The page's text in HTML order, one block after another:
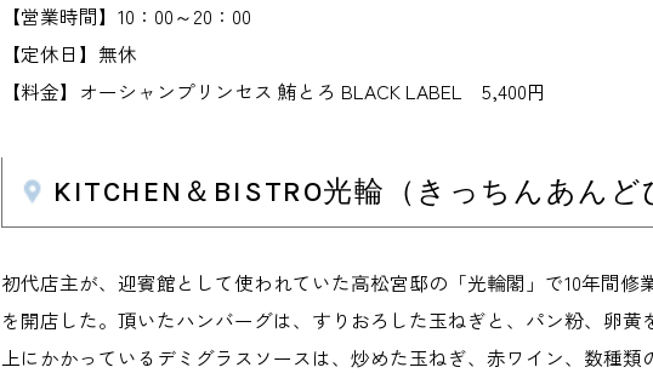
【営業時間】10：00～20：00
【定休日】無休
【料金】オーシャンプリンセス 鮪とろ BLACK LABEL 5,400円
KITCHEN＆BISTRO光輪（きっちんあんど
初代店主が、迎賓館として使われていた高松宮邸の「光輪閣」で10年間修
を開店した。頂いたハンバーグは、すりおろした玉ねぎと、パン粉、卵
上にかかっているデミグラスソースは、炒めた玉ねぎ、赤ワイン、数種